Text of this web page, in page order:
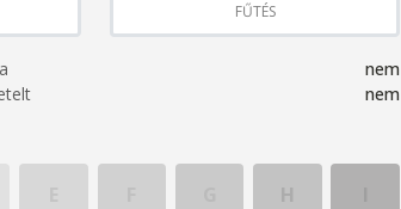
FŰTÉS
nem
nem